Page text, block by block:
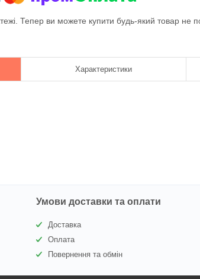
Тепер ви можете купити будь-який товар не
Характеристики
Умови доставки та оплати
Доставка
Оплата
Повернення та обмін